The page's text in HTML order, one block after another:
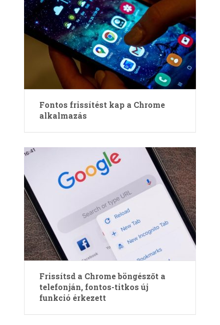
Fontos frissítést kap a Chrome
alkalmazás
Frissítsd a Chrome böngészőt a
telefonján, fontos-titkos új
funkció érkezett